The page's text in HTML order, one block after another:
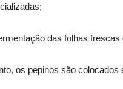
das folhas frescas
os pepinos são